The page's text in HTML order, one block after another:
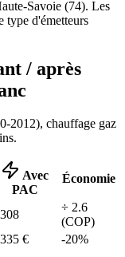
Savoie (74). Les
type d'émetteurs
/ après
2012), chauffage gaz
.
Avec
PAC
Économie
÷ 2.6
(COP)
€ -20%